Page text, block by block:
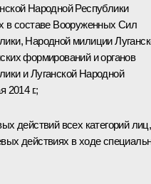
Народной Республики
в составе Вооруженных Сил
Народной милиции
формирований и органов
и Луганской Народной
2014 г.;
действий всех категорий лиц,
действиях в ходе